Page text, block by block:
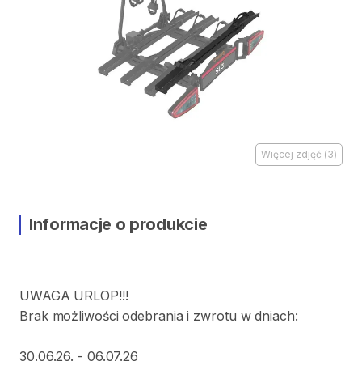
Więcej zdjęć (3)
Informacje o produkcie
UWAGA URLOP!!!
Brak możliwości odebrania i zwrotu w dniach:
30.06.26. - 06.07.26